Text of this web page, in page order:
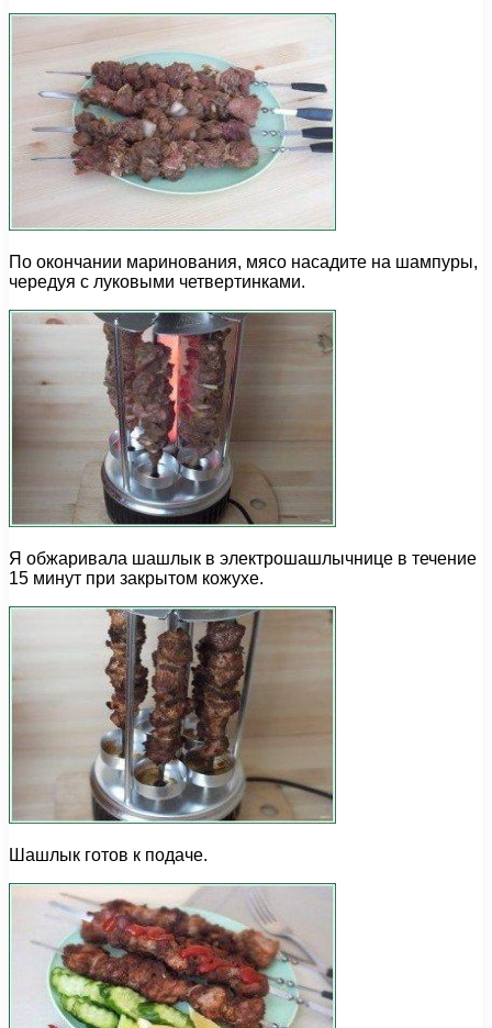
По окончании маринования, мясо насадите на шампуры,
чередуя с луковыми четвертинками.
Я обжаривала шашлык в электрошашлычнице в течение
15 минут при закрытом кожухе.
Шашлык готов к подаче.